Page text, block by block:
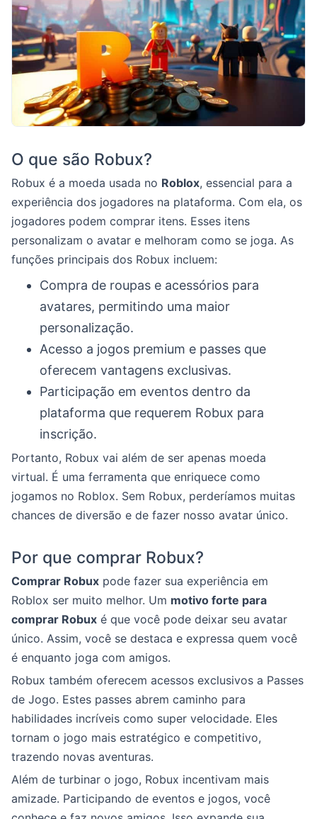
O que são Robux?
Robux é a moeda usada no Roblox, essencial para a
experiência dos jogadores na plataforma. Com ela, os
jogadores podem comprar itens. Esses itens
personalizam o avatar e melhoram como se joga. As
funções principais dos Robux incluem:
Compra de roupas e acessórios para
avatares, permitindo uma maior
personalização.
Acesso a jogos premium e passes que
oferecem vantagens exclusivas.
Participação em eventos dentro da
plataforma que requerem Robux para
inscrição.
Portanto, Robux vai além de ser apenas moeda
virtual. É uma ferramenta que enriquece como
jogamos no Roblox. Sem Robux, perderíamos muitas
chances de diversão e de fazer nosso avatar único.
Por que comprar Robux?
Comprar Robux pode fazer sua experiência em
Roblox ser muito melhor. Um motivo forte para
comprar Robux é que você pode deixar seu avatar
único. Assim, você se destaca e expressa quem você
é enquanto joga com amigos.
Robux também oferecem acessos exclusivos a Passes
de Jogo. Estes passes abrem caminho para
habilidades incríveis como super velocidade. Eles
tornam o jogo mais estratégico e competitivo,
trazendo novas aventuras.
Além de turbinar o jogo, Robux incentivam mais
amizade. Participando de eventos e jogos, você